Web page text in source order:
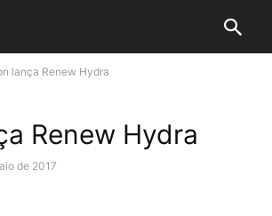
lança Renew Hydra
Renew Hydra
de 2017